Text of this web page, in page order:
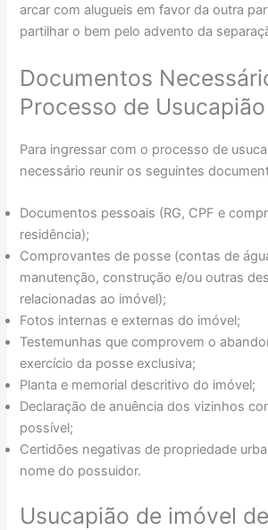
arcar com alugueis em favor da outra
partilhar o bem pelo advento da
Documentos
Processo de
Para ingressar com o processo de
necessário reunir os seguintes
Documentos pessoais (RG, CPF e
residência);
Comprovantes de posse (contas de
manutenção, construção e/ou outras
relacionadas ao imóvel);
Fotos internas e externas do imóvel;
Testemunhas que comprovem o
exercício da posse exclusiva;
Planta e memorial descritivo do imóvel;
Declaração de anuência dos vizinhos
possível;
Certidões negativas de propriedade
nome do possuidor.
Usucapião de imóvel